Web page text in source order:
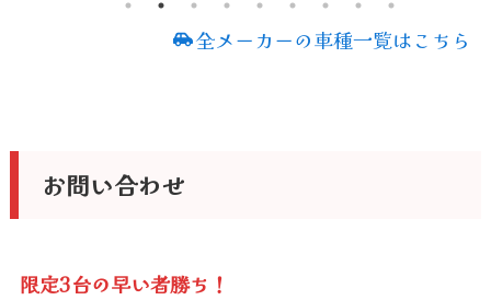
全メーカーの車種一覧はこちら
お問い合わせ
限定3台の早い者勝ち！